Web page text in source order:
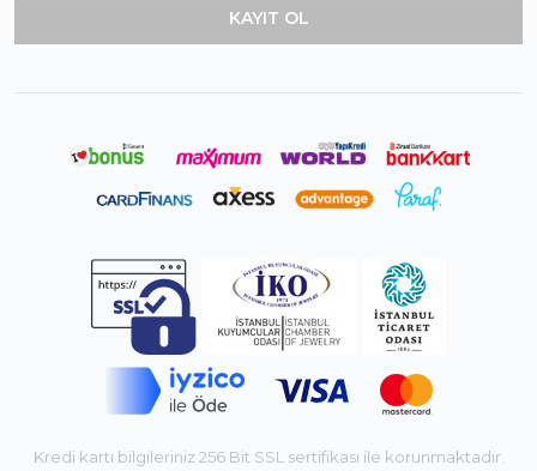
Kredi kartı bilgileriniz 256 Bit SSL sertifikası ile korunmaktadır.